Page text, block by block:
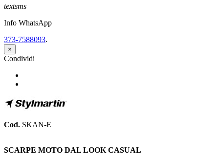
textsms
Info WhatsApp
373-7588093.
×
Condividi
Cod. SKAN-E
SCARPE MOTO DAL LOOK CASUAL